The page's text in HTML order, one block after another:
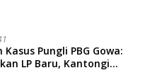
Pungli PBG Gowa:
LP Baru, Kantongi